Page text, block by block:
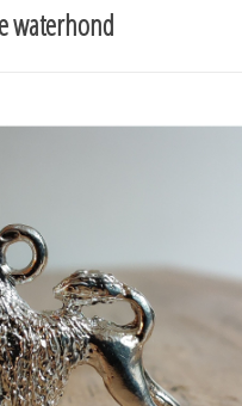
waterhond